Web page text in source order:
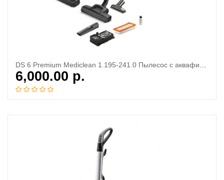
6,000.00 р.